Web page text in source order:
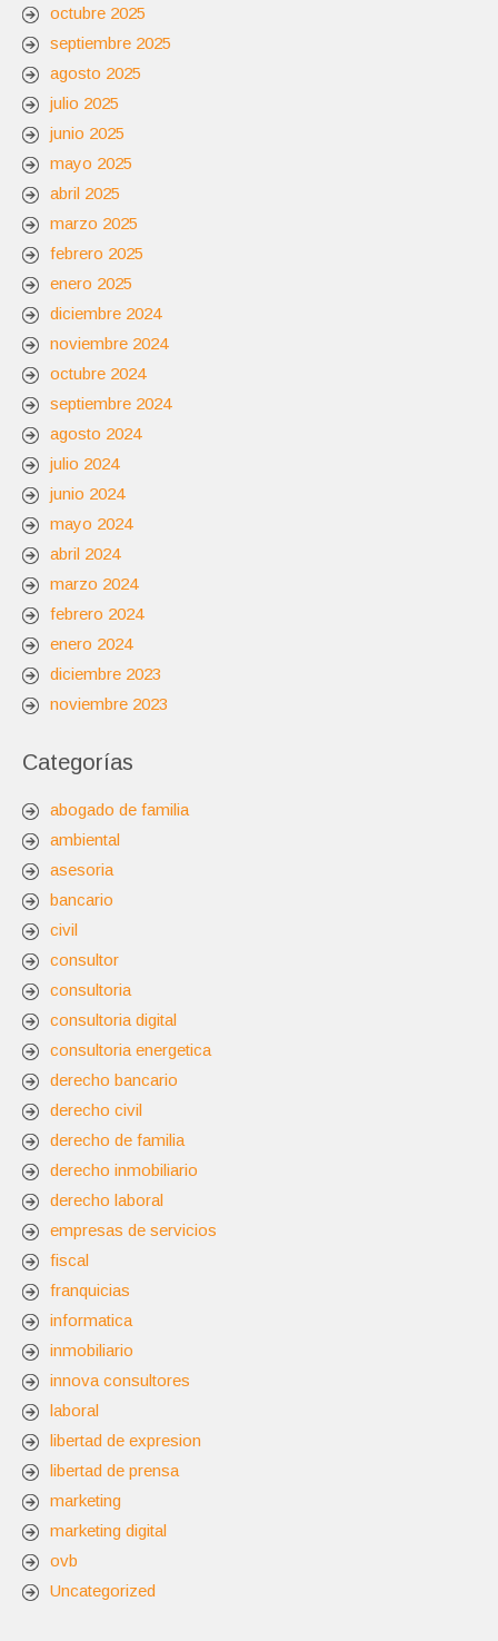
octubre 2025
septiembre 2025
agosto 2025
julio 2025
junio 2025
mayo 2025
abril 2025
marzo 2025
febrero 2025
enero 2025
diciembre 2024
noviembre 2024
octubre 2024
septiembre 2024
agosto 2024
julio 2024
junio 2024
mayo 2024
abril 2024
marzo 2024
febrero 2024
enero 2024
diciembre 2023
noviembre 2023
Categorías
abogado de familia
ambiental
asesoria
bancario
civil
consultor
consultoria
consultoria digital
consultoria energetica
derecho bancario
derecho civil
derecho de familia
derecho inmobiliario
derecho laboral
empresas de servicios
fiscal
franquicias
informatica
inmobiliario
innova consultores
laboral
libertad de expresion
libertad de prensa
marketing
marketing digital
ovb
Uncategorized